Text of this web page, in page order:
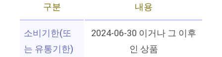
구분
내용
소비기한(또
는 유통기한)
2024-06-30 이거나 그 이후
인 상품